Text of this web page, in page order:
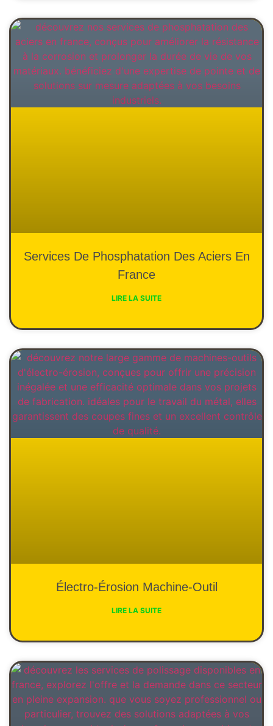
Services De Phosphatation Des Aciers En
France
LIRE LA SUITE
Électro-Érosion Machine-Outil
LIRE LA SUITE